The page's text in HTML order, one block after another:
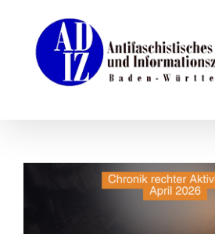
springen